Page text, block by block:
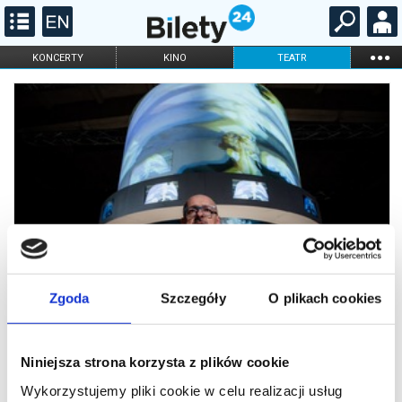
Zgoda Szczegóły O plikach cookies
Niniejsza strona korzysta z plików cookie
Wykorzystujemy pliki cookie w celu realizacji usług
KONCERTY KINO TEATR ...
FILHARMONIA OPERA I BALET
STAND-UP
ONLINE KARNETY